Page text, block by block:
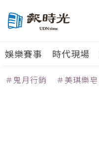
娛樂賽事 時代現場
＃鬼月行銷 ＃美琪樂皂